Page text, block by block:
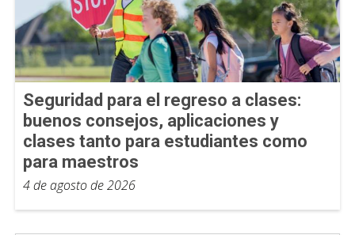
Seguridad para el regreso a clases:
buenos consejos, aplicaciones y
clases tanto para estudiantes como
para maestros
4 de agosto de 2026